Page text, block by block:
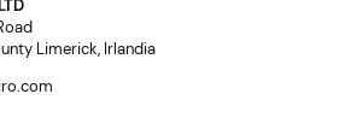
Limerick, Irlandia